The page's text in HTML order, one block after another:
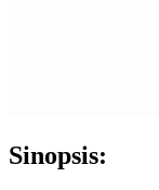
Sinopsis: